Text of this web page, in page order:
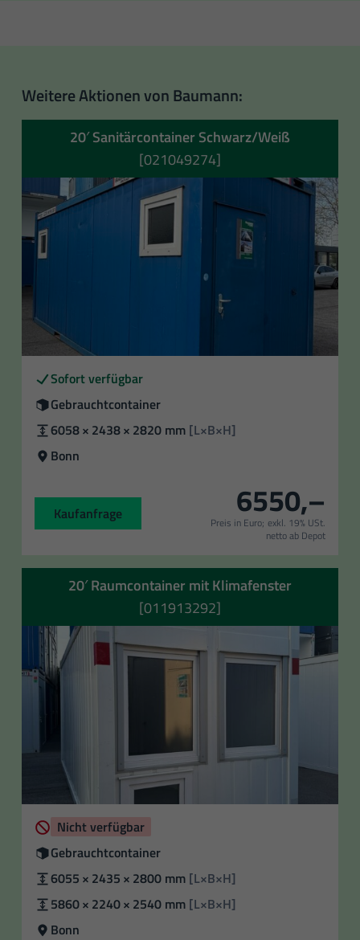
Weitere Aktionen von Baumann:
20′ Sanitärcontainer Schwarz/Weiß
[021049274]
Verfügbarkeit
Sofort verfügbar
Zustand
Gebrauchtcontainer
Außenmaße
6058 × 2438 × 2820 mm [L×B×H]
Standort
Bonn
Kaufanfrage 6550,–
Preis in Euro; exkl. 19% USt.
netto ab Depot
20′ Raumcontainer mit Klimafenster
[011913292]
Verfügbarkeit
Nicht verfügbar
Zustand
Gebrauchtcontainer
Außenmaße
6055 × 2435 × 2800 mm [L×B×H]
Innenmaße:
5860 × 2240 × 2540 mm [L×B×H]
Standort
Bonn